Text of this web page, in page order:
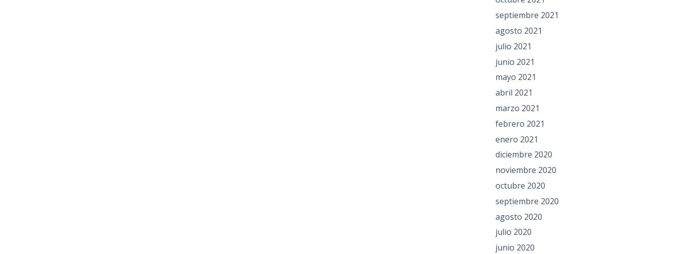
septiembre 2021
agosto 2021
julio 2021
junio 2021
mayo 2021
abril 2021
marzo 2021
febrero 2021
enero 2021
diciembre 2020
noviembre 2020
octubre 2020
septiembre 2020
agosto 2020
julio 2020
junio 2020